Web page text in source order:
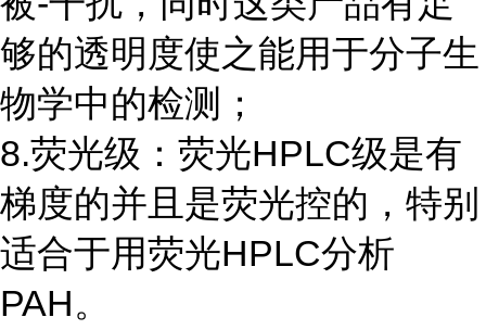
够的透明度使之能用于分子生
物学中的检测；
8.荧光级：荧光HPLC级是有
梯度的并且是荧光控的，特别
适合于用荧光HPLC分析
PAH。